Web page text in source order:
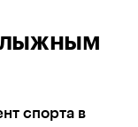
лыжным
спорта в